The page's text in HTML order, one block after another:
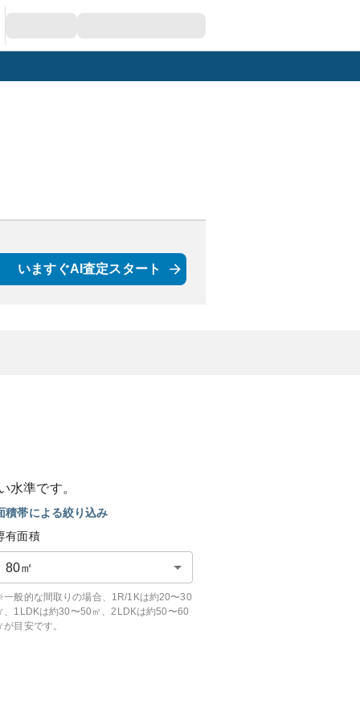
いますぐAI査定スタート
水準です。
積帯による絞り込み
有面積
80㎡
般的な間取りの場合、1R/1Kは約20〜30
、1LDKは約30〜50㎡、2LDKは約50〜60
が目安です。